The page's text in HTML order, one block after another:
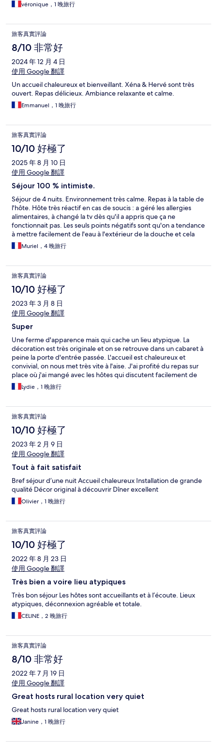
véronique，1 晚旅行
旅客真實評論
8/10 非常好
2024 年 12 月 4 日
使用 Google 翻譯
Un accueil chaleureux et bienveillant. Xéna & Hervé sont très
ouvert. Repas délicieux. Ambiance relaxante et calme.
Emmanuel，1 晚旅行
旅客真實評論
10/10 好極了
2025 年 8 月 10 日
使用 Google 翻譯
Séjour 100 % intimiste.
Séjour de 4 nuits. Environnement très calme. Repas à la table de
l'hôte. Hôte très réactif en cas de soucis : a géré les allergies
alimentaires, à changé la tv dès qu'il a appris que ça ne
fonctionnait pas. Les seuls points négatifs sont qu'on a tendance
à mettre facilement de l'eau à l'extérieur de la douche et cela
atteint le coin WC. Ambiance très intimiste qui correspond au
thème du séjour. Malheureusement, pour causes d'obsèques
n'avons pas testé le jacuzzi et le spa.
Muriel，4 晚旅行
旅客真實評論
10/10 好極了
2023 年 3 月 8 日
使用 Google 翻譯
Super
Une ferme d'apparence mais qui cache un lieu atypique. La
décoration est très originale et on se retrouve dans un cabaret à
peine la porte d'entrée passée. L'accueil est chaleureux et
convivial, on nous met très vite à l'aise. J'ai profité du repas sur
place où j'ai mangé avec les hôtes qui discutent facilement de
tout et de rien, ce fut un réel plaisir. Le repas est très bon et vous
êtes vraiment bien chouchouté. Je n'ai pas profité de la partie
reviendrai.
Lydie，1 晚旅行
旅客真實評論
10/10 好極了
2023 年 2 月 9 日
使用 Google 翻譯
Tout à fait satisfait
Bref séjour d’une nuit Accueil chaleureux Installation de grande
qualité Décor original à découvrir Dîner excellent
Olivier，1 晚旅行
旅客真實評論
10/10 好極了
2022 年 8 月 23 日
使用 Google 翻譯
Très bien a voire lieu atypiques
Très bon séjour Les hôtes sont accueillants et à l’écoute. Lieux
atypiques, déconnexion agréable et totale.
CELINE，2 晚旅行
旅客真實評論
8/10 非常好
2022 年 7 月 19 日
使用 Google 翻譯
Great hosts rural location very quiet
Great hosts rural location very quiet
Janine，1 晚旅行